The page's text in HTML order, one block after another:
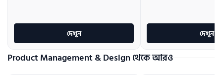
দেখুন দেখুন
Product Management & Design থেকে আরও